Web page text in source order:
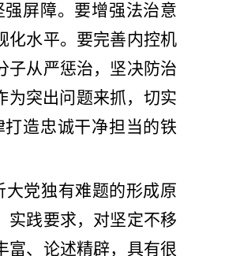
屏障。要增强法治意
化水平。要完善内控机
子从严惩治，坚决防治
为突出问题来抓，切实
造忠诚干净担当的铁
党独有难题的形成原
实践要求，对坚定不移
富、论述精辟，具有很